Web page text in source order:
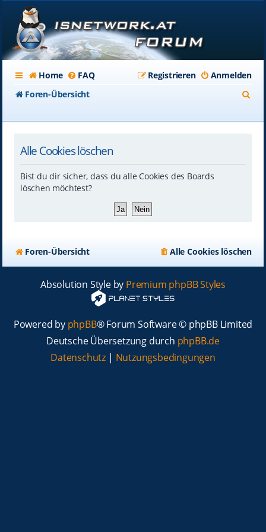
Home FAQ Anmelden
Registrieren
Foren-Übersicht
Alle Cookies löschen
Bist du dir sicher, dass du alle Cookies des Boards
löschen möchtest?
Foren-Übersicht Alle Cookies löschen
Absolution Style by Premium phpBB Styles
Powered by phpBB® Forum Software © phpBB Limited
Deutsche Übersetzung durch phpBB.de
Datenschutz | Nutzungsbedingungen